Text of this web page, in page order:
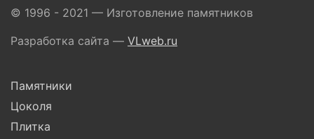
© 1996 - 2021 — Изготовление памятников
Разработка сайта — VLweb.ru
Памятники
Цоколя
Плитка